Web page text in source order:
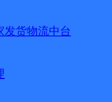
发货物流中台
送(1)